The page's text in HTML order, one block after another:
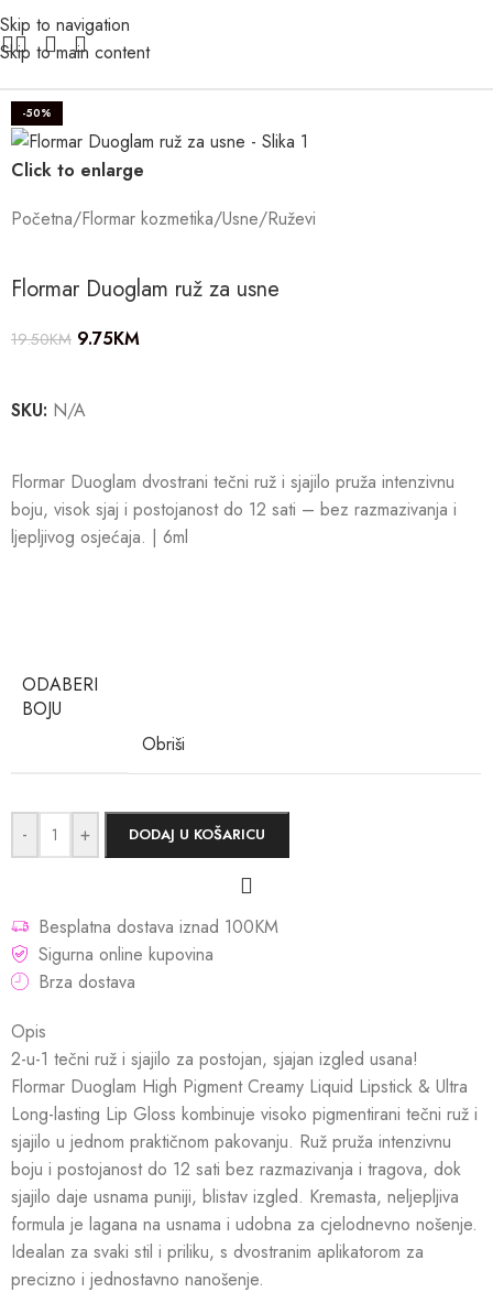
Skip to navigation
Skip to main content
-50%
Click to enlarge
Početna/Flormar kozmetika/Usne/Ruževi
Flormar Duoglam ruž za usne
19.50KM 9.75KM
SKU: N/A
Flormar Duoglam dvostrani tečni ruž i sjajilo pruža intenzivnu
boju, visok sjaj i postojanost do 12 sati – bez razmazivanja i
ljepljivog osjećaja. | 6ml
ODABERI
BOJU
Obriši
- + DODAJ U KOŠARICU
Besplatna dostava iznad 100KM
Sigurna online kupovina
Brza dostava
Opis
2-u-1 tečni ruž i sjajilo za postojan, sjajan izgled usana!
Flormar Duoglam High Pigment Creamy Liquid Lipstick & Ultra
Long-lasting Lip Gloss kombinuje visoko pigmentirani tečni ruž i
sjajilo u jednom praktičnom pakovanju. Ruž pruža intenzivnu
boju i postojanost do 12 sati bez razmazivanja i tragova, dok
sjajilo daje usnama puniji, blistav izgled. Kremasta, neljepljiva
formula je lagana na usnama i udobna za cjelodnevno nošenje.
Idealan za svaki stil i priliku, s dvostranim aplikatorom za
precizno i jednostavno nanošenje.